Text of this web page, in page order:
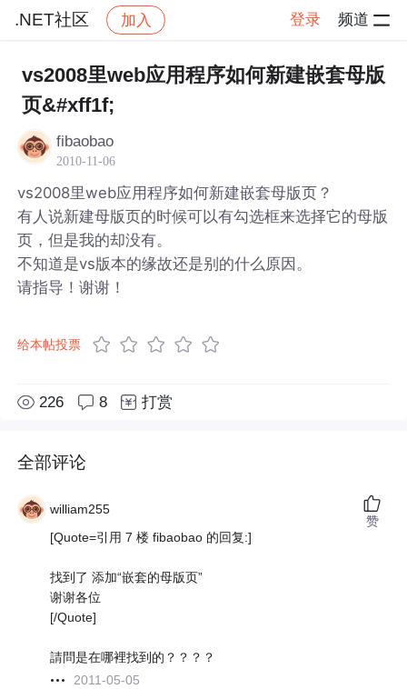
.NET社区 加入 登录 频道
社区 .NET社区 帖子详情
vs2008里web应用程序如何新建嵌套母版
页&#xff1f;
fibaobao
2010-11-06
vs2008里web应用程序如何新建嵌套母版页？
有人说新建母版页的时候可以有勾选框来选择它的母版
页，但是我的却没有。
不知道是vs版本的缘故还是别的什么原因。
请指导！谢谢！
给本帖投票
226 8 打赏
全部评论
william255
[Quote=引用 7 楼 fibaobao 的回复:]
找到了 添加“嵌套的母版页”
谢谢各位
[/Quote]
請問是在哪裡找到的？？？？
2011-05-05
赞